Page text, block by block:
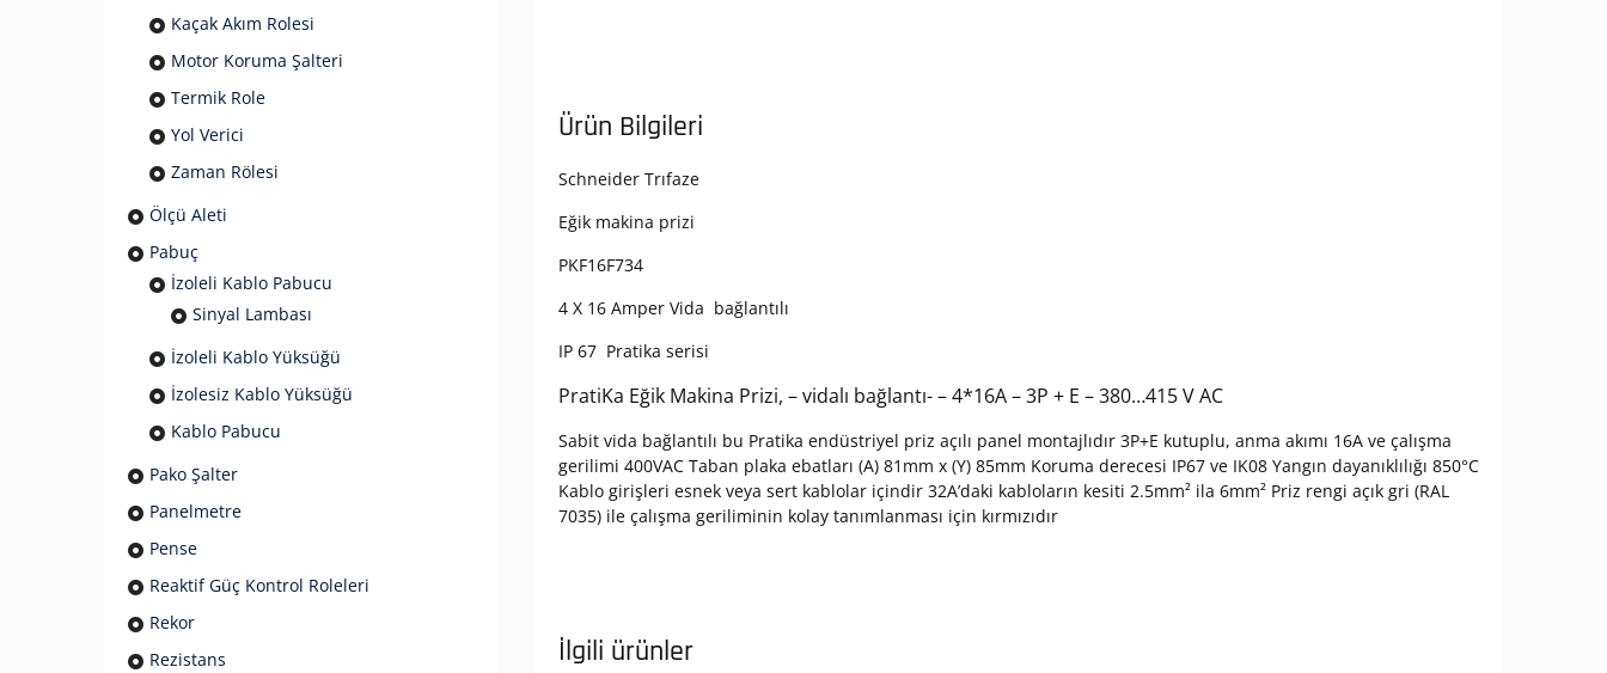
Ürün Bilgileri
Schneider Trıfaze
Eğik makina prizi
PKF16F734
4 X 16 Amper Vida bağlantılı
IP 67 Pratika serisi
PratiKa Eğik Makina Prizi, – vidalı bağlantı- – 4*16A – 3P + E – 380…415 V AC
Sabit vida bağlantılı bu Pratika endüstriyel priz açılı panel montajlıdır 3P+E kutuplu, anma akımı 16A ve çalışma
gerilimi 400VAC Taban plaka ebatları (A) 81mm x (Y) 85mm Koruma derecesi IP67 ve IK08 Yangın dayanıklılığı 850°C
Kablo girişleri esnek veya sert kablolar içindir 32A’daki kabloların kesiti 2.5mm² ila 6mm² Priz rengi açık gri (RAL
7035) ile çalışma geriliminin kolay tanımlanması için kırmızıdır
İlgili ürünler
Kaçak Akım Rolesi
Motor Koruma Şalteri
Termik Role
Yol Verici
Zaman Rölesi
Ölçü Aleti
Pabuç
İzoleli Kablo Pabucu
Sinyal Lambası
İzoleli Kablo Yüksüğü
İzolesiz Kablo Yüksüğü
Kablo Pabucu
Pako Şalter
Panelmetre
Pense
Reaktif Güç Kontrol Roleleri
Rekor
Rezistans